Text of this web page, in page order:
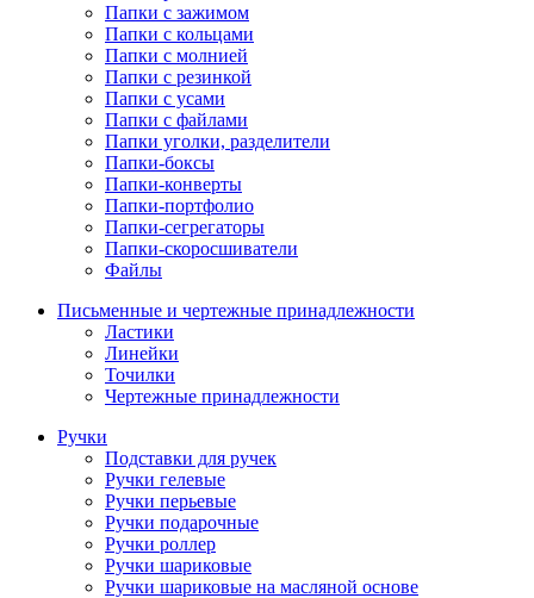
Папки с зажимом
Папки с кольцами
Папки с молнией
Папки с резинкой
Папки с усами
Папки с файлами
Папки уголки, разделители
Папки-боксы
Папки-конверты
Папки-портфолио
Папки-сегрегаторы
Папки-скоросшиватели
Файлы
Письменные и чертежные принадлежности
Ластики
Линейки
Точилки
Чертежные принадлежности
Ручки
Подставки для ручек
Ручки гелевые
Ручки перьевые
Ручки подарочные
Ручки роллер
Ручки шариковые
Ручки шариковые на масляной основе